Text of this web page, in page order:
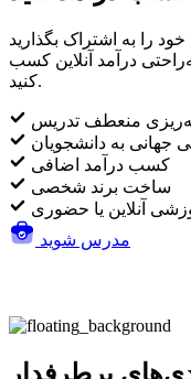
درآمد آنلاین کسب
کنید.
منعطف تدریس
جهانی به دانشجویان
کسب درآمد اضافی
ساخت برند شخصی
آنلاین یا حضوری
مدرس شوید